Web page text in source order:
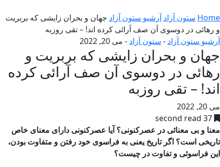
Home ستون آزاد آرشیو ستون آزاد جهان و بحران زایشی که بربریت
و رهائی در دوسوی آن صف آرائی کرده اند! – تقی روزبه
آرشیو ستون آزاد - ستون آزاد - می 20, 2022
جهان و بحران زایشی که بربریت و
رهائی در دوسوی آن صف آرائی کرده
اند! – تقی روزبه
می 20, 2022
37 second read
معنا و بی معنائی در عصرکنونی؟ آیا عصرکنونی دارای معنای خاص
تاریخی است؟ اگر تاریخ یعنی به فراسوی خود رفتن و متفاوت بودن،
این فراسوئی و تفاوت در چیست؟